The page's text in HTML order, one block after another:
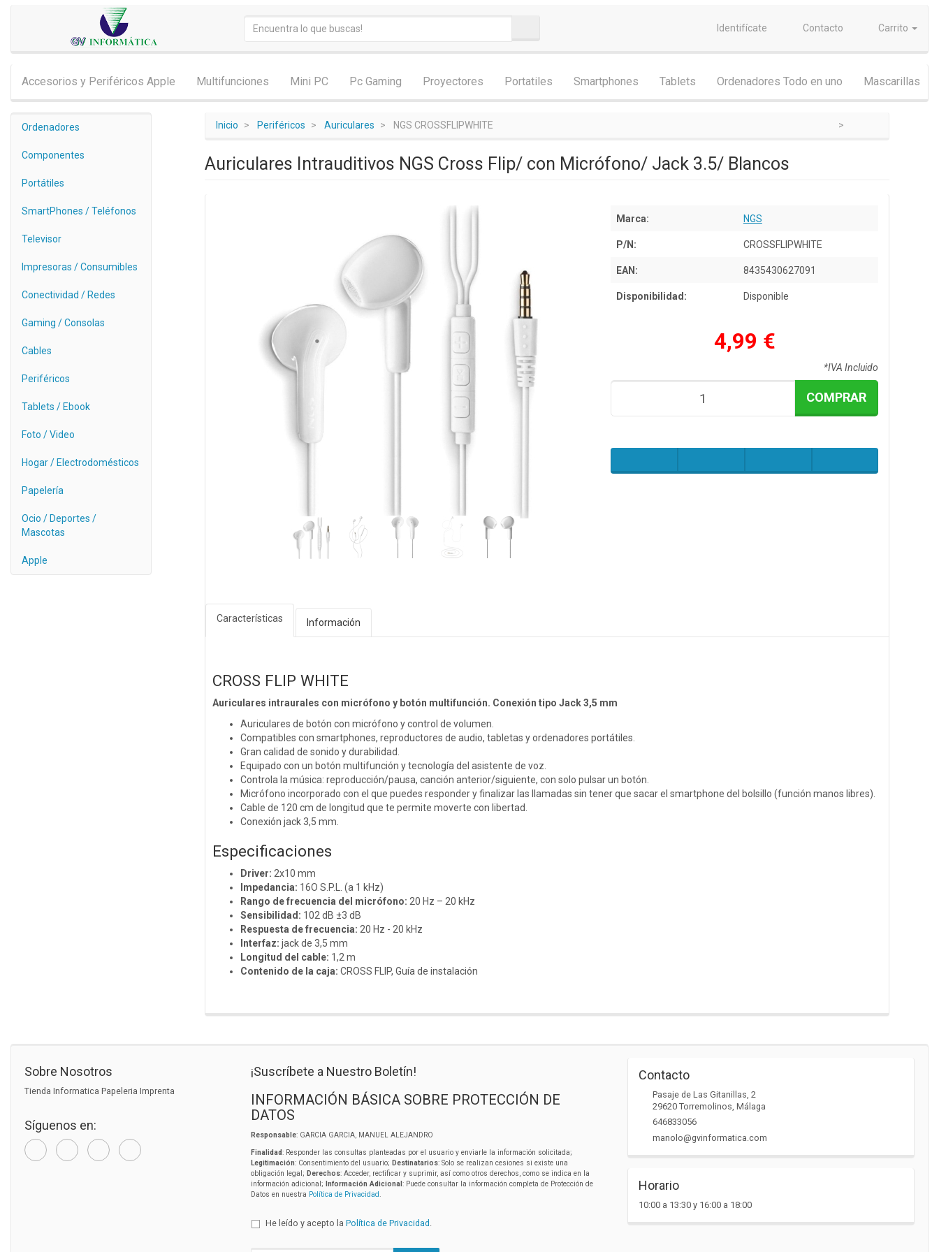
Identifícate Contacto Carrito
Accesorios y Periféricos Apple Multifunciones Mini PC Pc Gaming Proyectores Portatiles Smartphones Tablets Ordenadores Todo en uno Mascarillas
Ordenadores
Componentes
Portátiles
SmartPhones / Teléfonos
Televisor
Impresoras / Consumibles
Conectividad / Redes
Gaming / Consolas
Cables
Periféricos
Tablets / Ebook
Foto / Video
Hogar / Electrodomésticos
Papelería
Ocio / Deportes /
Mascotas
Apple
Inicio Periféricos Auriculares NGS CROSSFLIPWHITE
Auriculares Intrauditivos NGS Cross Flip/ con Micrófono/ Jack 3.5/ Blancos
Marca: NGS
P/N: CROSSFLIPWHITE
EAN: 8435430627091
Disponibilidad: Disponible
4,99 €
*IVA Incluido
COMPRAR
Características Información
CROSS FLIP WHITE
Auriculares intraurales con micrófono y botón multifunción. Conexión tipo Jack 3,5 mm
Auriculares de botón con micrófono y control de volumen.
Compatibles con smartphones, reproductores de audio, tabletas y ordenadores portátiles.
Gran calidad de sonido y durabilidad.
Equipado con un botón multifunción y tecnología del asistente de voz.
Controla la música: reproducción/pausa, canción anterior/siguiente, con solo pulsar un botón.
Micrófono incorporado con el que puedes responder y finalizar las llamadas sin tener que sacar el smartphone del bolsillo (función manos libres).
Cable de 120 cm de longitud que te permite moverte con libertad.
Conexión jack 3,5 mm.
Especificaciones
Driver: 2x10 mm
Impedancia: 16O S.P.L. (a 1 kHz)
Rango de frecuencia del micrófono: 20 Hz – 20 kHz
Sensibilidad: 102 dB ±3 dB
Respuesta de frecuencia: 20 Hz - 20 kHz
Interfaz: jack de 3,5 mm
Longitud del cable: 1,2 m
Contenido de la caja: CROSS FLIP, Guía de instalación
Sobre Nosotros
Tienda Informatica Papeleria Imprenta
Síguenos en:
¡Suscríbete a Nuestro Boletín!
INFORMACIÓN BÁSICA SOBRE PROTECCIÓN DE
DATOS
Responsable: GARCIA GARCIA, MANUEL ALEJANDRO
Finalidad: Responder las consultas planteadas por el usuario y enviarle la información solicitada;
Legitimación: Consentimiento del usuario; Destinatarios: Solo se realizan cesiones si existe una
obligación legal; Derechos: Acceder, rectificar y suprimir, así como otros derechos, como se indica en la
información adicional;
Información Adicional : Puede consultar la información completa de Protección de
Datos en nuestra Política de Privacidad.
He leído y acepto la Política de Privacidad .
Contacto
Pasaje de Las Gitanillas, 2
29620 Torremolinos, Málaga
646833056
manolo@gvinformatica.com
Horario
10:00 a 13:30 y 16:00 a 18:00